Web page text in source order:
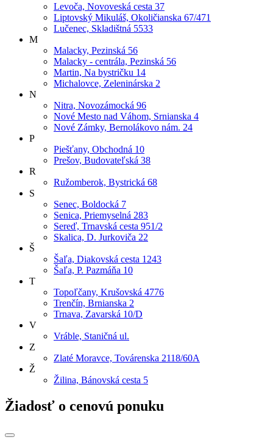
Levoča, Novoveská cesta 37
Liptovský Mikuláš, Okoličianska 67/471
Lučenec, Skladištná 5533
M
Malacky, Pezinská 56
Malacky - centrála, Pezinská 56
Martin, Na bystričku 14
Michalovce, Zeleninárska 2
N
Nitra, Novozámocká 96
Nové Mesto nad Váhom, Srnianska 4
Nové Zámky, Bernolákovo nám. 24
P
Piešťany, Obchodná 10
Prešov, Budovateľská 38
R
Ružomberok, Bystrická 68
S
Senec, Boldocká 7
Senica, Priemyselná 283
Sereď, Trnavská cesta 951/2
Skalica, D. Jurkoviča 22
Š
Šaľa, Diakovská cesta 1243
Šaľa, P. Pazmáňa 10
T
Topoľčany, Krušovská 4776
Trenčín, Brnianska 2
Trnava, Zavarská 10/D
V
Vráble, Staničná ul.
Z
Zlaté Moravce, Továrenska 2118/60A
Ž
Žilina, Bánovská cesta 5
Žiadosť o cenovú ponuku